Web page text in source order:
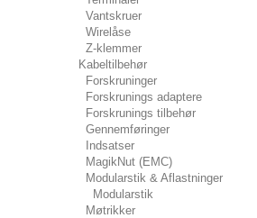
Vantskruer
Wirelåse
Z-klemmer
Kabeltilbehør
Forskruninger
Forskrunings adaptere
Forskrunings tilbehør
Gennemføringer
Indsatser
MagikNut (EMC)
Modularstik & Aflastninger
Modularstik
Møtrikker